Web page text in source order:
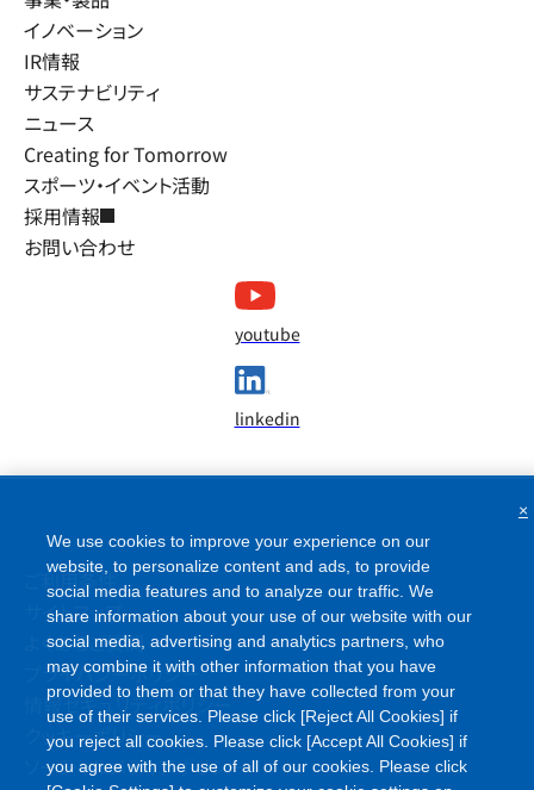
イノベーション
IR情報
サステナビリティ
ニュース
Creating for Tomorrow
スポーツ・イベント活動
採用情報
お問い合わせ
youtube
linkedin
ご利用条件
サイトマップ
よくあるご質問
プライバシーポリシー
情報セキュリティポリシー
クッキーポリシー
ソーシャルメディアポリシー
We use cookies to improve your experience on our
website, to personalize content and ads, to provide
social media features and to analyze our traffic. We
share information about your use of our website with our
social media, advertising and analytics partners, who
may combine it with other information that you have
provided to them or that they have collected from your
use of their services. Please click [Reject All Cookies] if
you reject all cookies. Please click [Accept All Cookies] if
you agree with the use of all of our cookies. Please click
×